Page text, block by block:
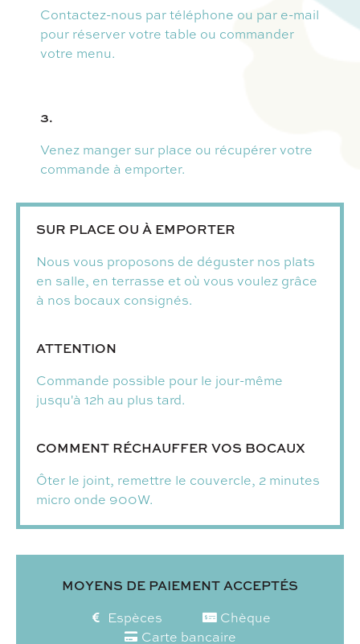
Contactez-nous par téléphone ou par e-mail
pour réserver votre table ou commander
votre menu.
3.
Venez manger sur place ou récupérer votre
commande à emporter.
SUR PLACE OU À EMPORTER
Nous vous proposons de déguster nos plats
en salle, en terrasse et où vous voulez grâce
à nos bocaux consignés.
ATTENTION
Commande possible pour le jour-même
jusqu'à 12h au plus tard.
COMMENT RÉCHAUFFER VOS BOCAUX
Ôter le joint, remettre le couvercle, 2 minutes
micro onde 900W.
MOYENS DE PAIEMENT ACCEPTÉS
Espèces
Chèque
Carte bancaire